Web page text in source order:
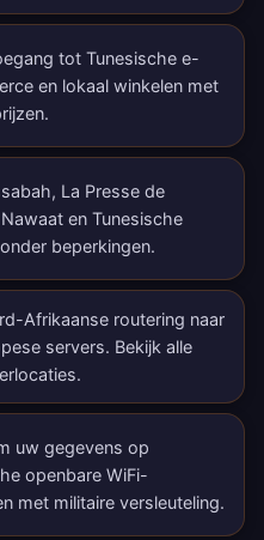
tot Tunesische e-
en lokaal winkelen met
La Presse de
en Tunesische
beperkingen.
Afrikaanse routering naar
servers. Bekijk alle
.
uw gegevens op
openbare WiFi-
met militaire versleuteling.